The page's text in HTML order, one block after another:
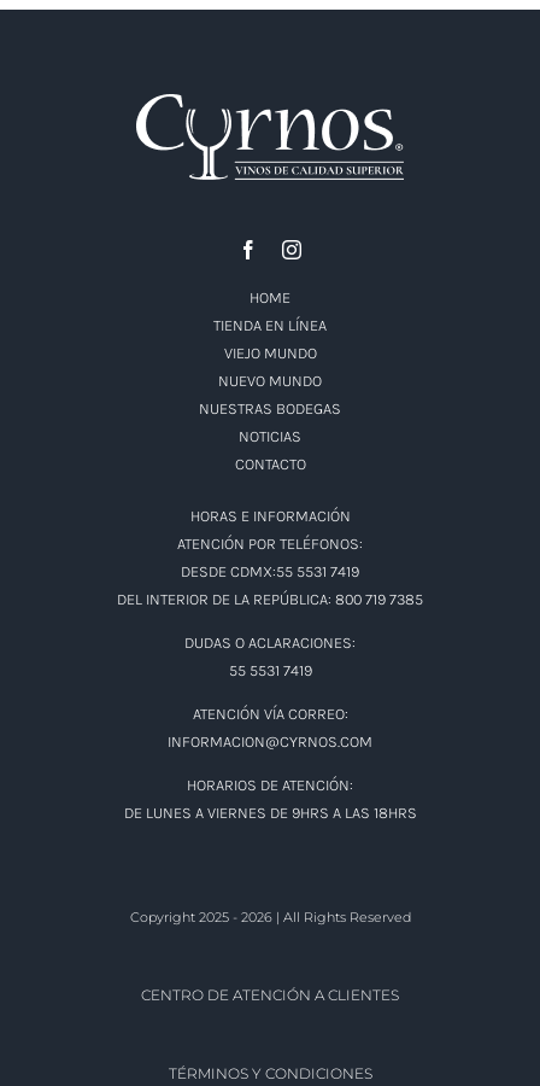
HOME
TIENDA EN LÍNEA
VIEJO MUNDO
NUEVO MUNDO
NUESTRAS BODEGAS
NOTICIAS
CONTACTO
HORAS E INFORMACIÓN
ATENCIÓN POR TELÉFONOS:
DESDE CDMX:55 5531 7419
DEL INTERIOR DE LA REPÚBLICA: 800 719 7385
DUDAS O ACLARACIONES:
55 5531 7419
ATENCIÓN VÍA CORREO:
INFORMACION@CYRNOS.COM
HORARIOS DE ATENCIÓN:
DE LUNES A VIERNES DE 9HRS A LAS 18HRS
Copyright 2025 - 2026 | All Rights Reserved
CENTRO DE ATENCIÓN A CLIENTES
TÉRMINOS Y CONDICIONES